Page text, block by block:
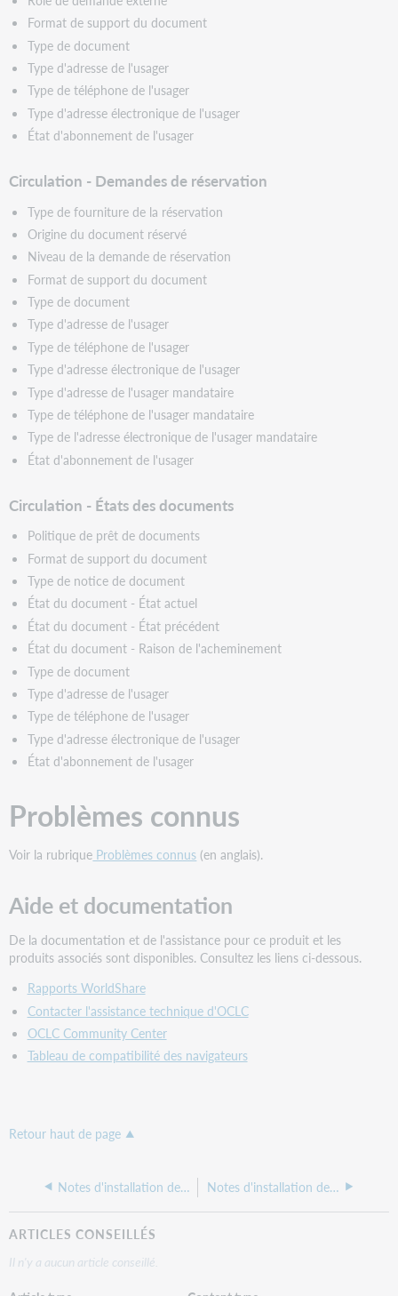
Format de support du document
Type de document
Type d'adresse de l'usager
Type de téléphone de l'usager
Type d'adresse électronique de l'usager
État d'abonnement de l'usager
Circulation - Demandes de réservation
Type de fourniture de la réservation
Origine du document réservé
Niveau de la demande de réservation
Format de support du document
Type de document
Type d'adresse de l'usager
Type de téléphone de l'usager
Type d'adresse électronique de l'usager
Type d'adresse de l'usager mandataire
Type de téléphone de l'usager mandataire
Type de l'adresse électronique de l'usager mandataire
État d'abonnement de l'usager
Circulation - États des documents
Politique de prêt de documents
Format de support du document
Type de notice de document
État du document - État actuel
État du document - État précédent
État du document - Raison de l'acheminement
Type de document
Type d'adresse de l'usager
Type de téléphone de l'usager
Type d'adresse électronique de l'usager
État d'abonnement de l'usager
Problèmes connus
Voir la rubrique Problèmes connus (en anglais).
Aide et documentation
De la documentation et de l'assistance pour ce produit et les
produits associés sont disponibles. Consultez les liens ci-dessous.
Rapports WorldShare
Contacter l'assistance technique d'OCLC
OCLC Community Center
Tableau de compatibilité des navigateurs
Retour haut de page
Notes d'installation de Rapport WorldShare - Septembre 2021 Notes d'installation de Rapports WorldShare - Juin 2021
ARTICLES CONSEILLÉS
Il n'y a aucun article conseillé.